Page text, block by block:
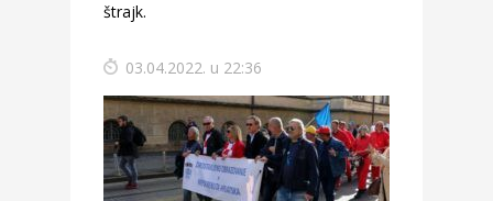
štrajk.
03.04.2022. u 22:36